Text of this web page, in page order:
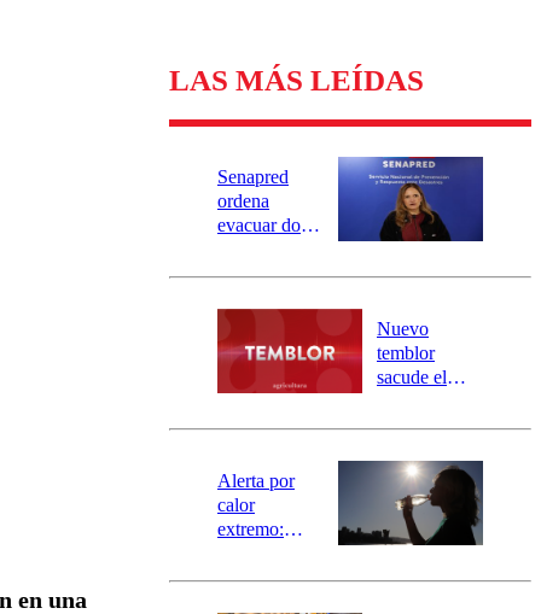
en una
LAS MÁS LEÍDAS
Senapred
ordena
evacuar dos
Carahue por
río Damas:
activa
mensajería
SAE
Nuevo
temblor
sacude el
revisa la
epicentro
Alerta por
calor
extremo:
activa Alerta